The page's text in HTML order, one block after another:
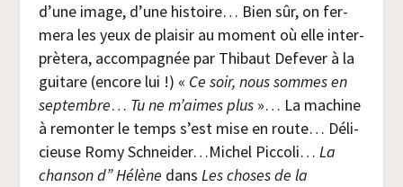
d’une image, d’une his­toire… Bien sûr, on fer­
me­ra les yeux de plai­sir au moment où elle inter­
prè­te­ra, accom­pa­gnée par Thi­baut Defe­ver à la
gui­tare (encore lui !) « Ce soir, nous sommes en
sep­tembre… Tu ne m’aimes plus»… La machine
à remon­ter le temps s’est mise en route… Déli­
cieuse Romy Schneider…Michel Pic­co­li… La
chan­son d” Hélène dans Les choses de la